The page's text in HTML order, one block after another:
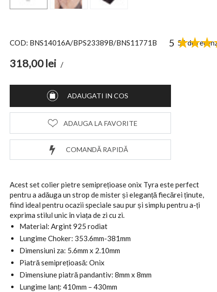
COD: BNS14016A/BPS23389B/BNS11771B 5 51 de
318,00lei /
ADAUGATI IN COS
COMANDĂ RAPIDĂ
ADAUGA LA FAVORITE
Acest set colier pietre semiprețioase onix Tyra este perfect
pentru a adăuga un strop de mister și eleganță fiecărei ținute,
fiind ideal pentru ocazii speciale sau pur și simplu pentru a-ți
exprima stilul unic în viața de zi cu zi.
Material: Argint 925 rodiat
Lungime Choker: 353.6mm-381mm
Dimensiuni za: 5.6mm x 2.10mm
Piatră semiprețioasă: Onix
Dimensiune piatră pandantiv: 8mm x 8mm
Lungime lanț: 410mm – 430mm